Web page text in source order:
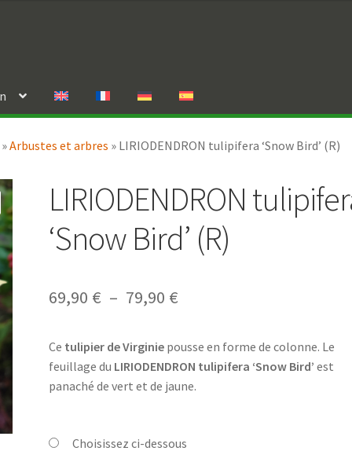
»Arbustes et arbres » LIRIODENDRON tulipifera ‘Snow Bird’ (R)
LIRIODENDRON
‘Snow Bird’ (R)
69,90 € – 79,90 €
prix :
69,90 €
79,90 €
Ce tulipier de Virginie pousse en forme de colonne. Le
feuillage du LIRIODENDRON tulipifera ‘Snow Bird’ est
panaché de vert et de jaune.
Choisissez ci-dessous